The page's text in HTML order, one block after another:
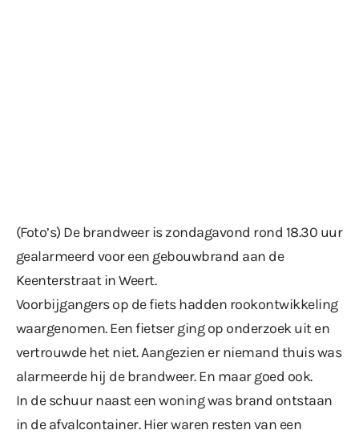
(Foto’s) De brandweer is zondagavond rond 18.30 uur
gealarmeerd voor een gebouwbrand aan de
Keenterstraat in Weert.
Voorbijgangers op de fiets hadden rookontwikkeling
waargenomen. Een fietser ging op onderzoek uit en
vertrouwde het niet. Aangezien er niemand thuis was
alarmeerde hij de brandweer. En maar goed ook.
In de schuur naast een woning was brand ontstaan
in de afvalcontainer. Hier waren resten van een